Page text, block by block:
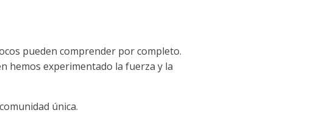
pueden comprender por completo.
hemos experimentado la fuerza y la
única.